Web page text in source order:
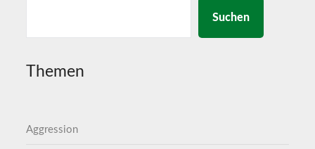
Suchen
Themen
Aggression